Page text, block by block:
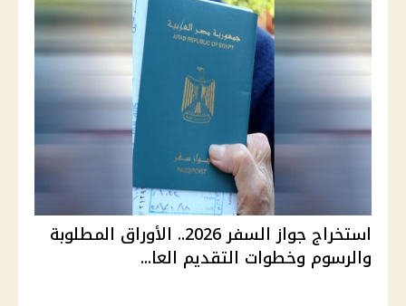
استخراج جواز السفر 2026.. الأوراق المطلوبة
والرسوم وخطوات التقديم العا...